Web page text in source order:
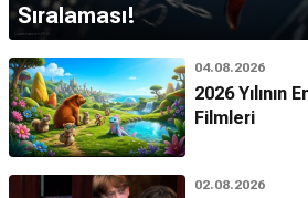
Sıralaması!
04.08.2026
2026 Yılının
Filmleri
02.08.2026